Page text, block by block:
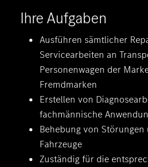
Ihre Aufgaben
Ausführen sämtlicher
Servicearbeiten an
Personenwagen der
Fremdmarken
Erstellen von
fachmännische
Behebung von
Fahrzeuge
Zuständig für die